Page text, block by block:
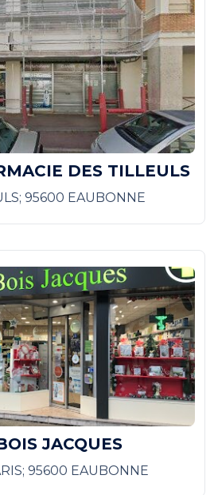
DES TILLEULS
95600 EAUBONNE
JACQUES
95600 EAUBONNE